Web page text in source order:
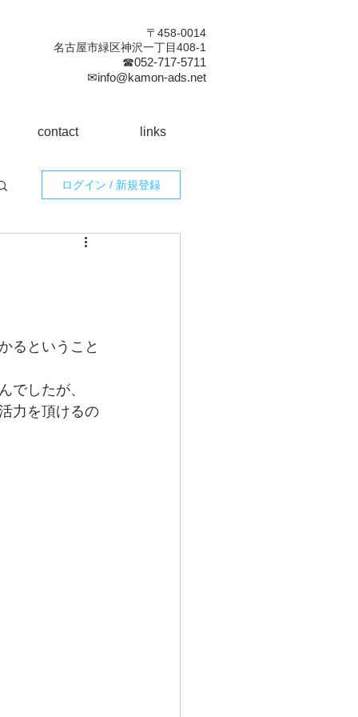
〒458-0014
名古屋市緑区神沢一丁目408-1
☎052-717-5711
✉info@kamon-ads.net
contact links
ログイン / 新規登録
るということ
でしたが、
力を頂けるの